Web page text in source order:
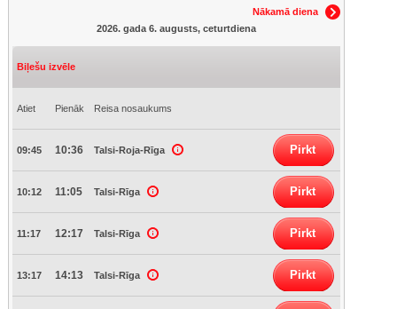
Nākamā diena
2026. gada 6. augusts, ceturtdiena
Biļešu izvēle
Atiet Pienāk Reisa nosaukums
09:45 10:36 Talsi-Roja-Rīga Pirkt
10:12 11:05 Talsi-Rīga Pirkt
11:17 12:17 Talsi-Rīga Pirkt
13:17 14:13 Talsi-Rīga Pirkt